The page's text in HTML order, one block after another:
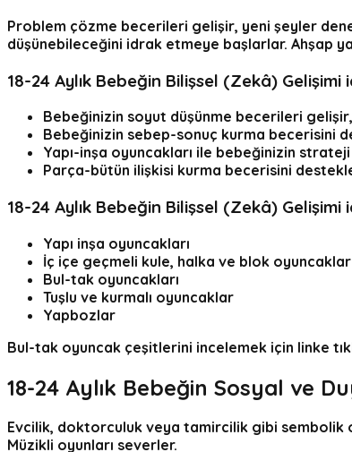
Problem çözme becerileri gelişir, yeni şeyler
düşünebileceğini idrak etmeye başlarlar. Ahşap
18-24 Aylık Bebeğin Bilişsel (Zekâ) Gelişimi
Bebeğinizin soyut düşünme becerileri
Bebeğinizin sebep-sonuç kurma becerisini
Yapı-inşa oyuncakları ile bebeğinizin
Parça-bütün ilişkisi kurma becerisini
18-24 Aylık Bebeğin Bilişsel (Zekâ)
Yapı inşa oyuncakları
İç içe geçmeli kule, halka ve blok oyuncaklar
Bul-tak oyuncakları
Tuşlu ve kurmalı oyuncaklar
Yapbozlar
Bul-tak oyuncak çeşitlerini incelemek için linke
18-24 Aylık Bebeğin Sosyal ve
Evcilik, doktorculuk veya tamircilik gibi sembolik
Müzikli oyunları severler.